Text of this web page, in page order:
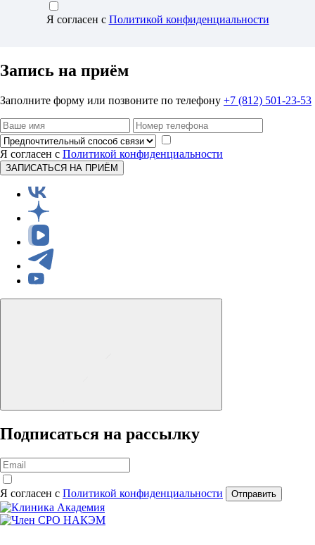
Я согласен с Политикой конфиденциальности
Запись на приём
Заполните форму или позвоните по телефону +7 (812) 501-23-53
Я согласен с Политикой конфиденциальности
ЗАПИСАТЬСЯ НА ПРИЁМ
Подписаться на рассылку
Я согласен с Политикой конфиденциальности Отправить